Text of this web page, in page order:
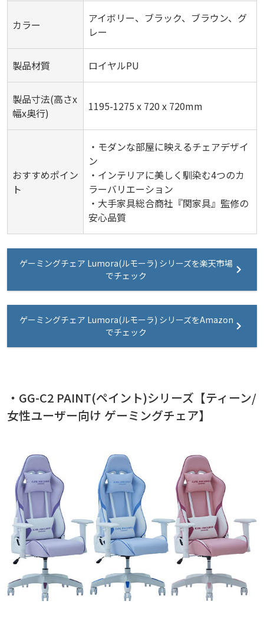
カラー
アイボリー、ブラック、ブラウン、グ
レー
製品材質 ロイヤルPU
製品寸法(高さx
幅x奥行)
1195-1275 x 720 x 720mm
おすすめポイン
ト
・モダンな部屋に映えるチェアデザイ
ン
・インテリアに美しく馴染む4つのカ
ラーバリエーション
・大手家具総合商社『関家具』監修の
安心品質
ゲーミングチェア Lumora(ルモーラ) シリーズを楽天市場
でチェック
ゲーミングチェア Lumora(ルモーラ) シリーズをAmazon
でチェック
・GG-C2 PAINT(ペイント)シリーズ【ティーン/
女性ユーザー向け ゲーミングチェア】